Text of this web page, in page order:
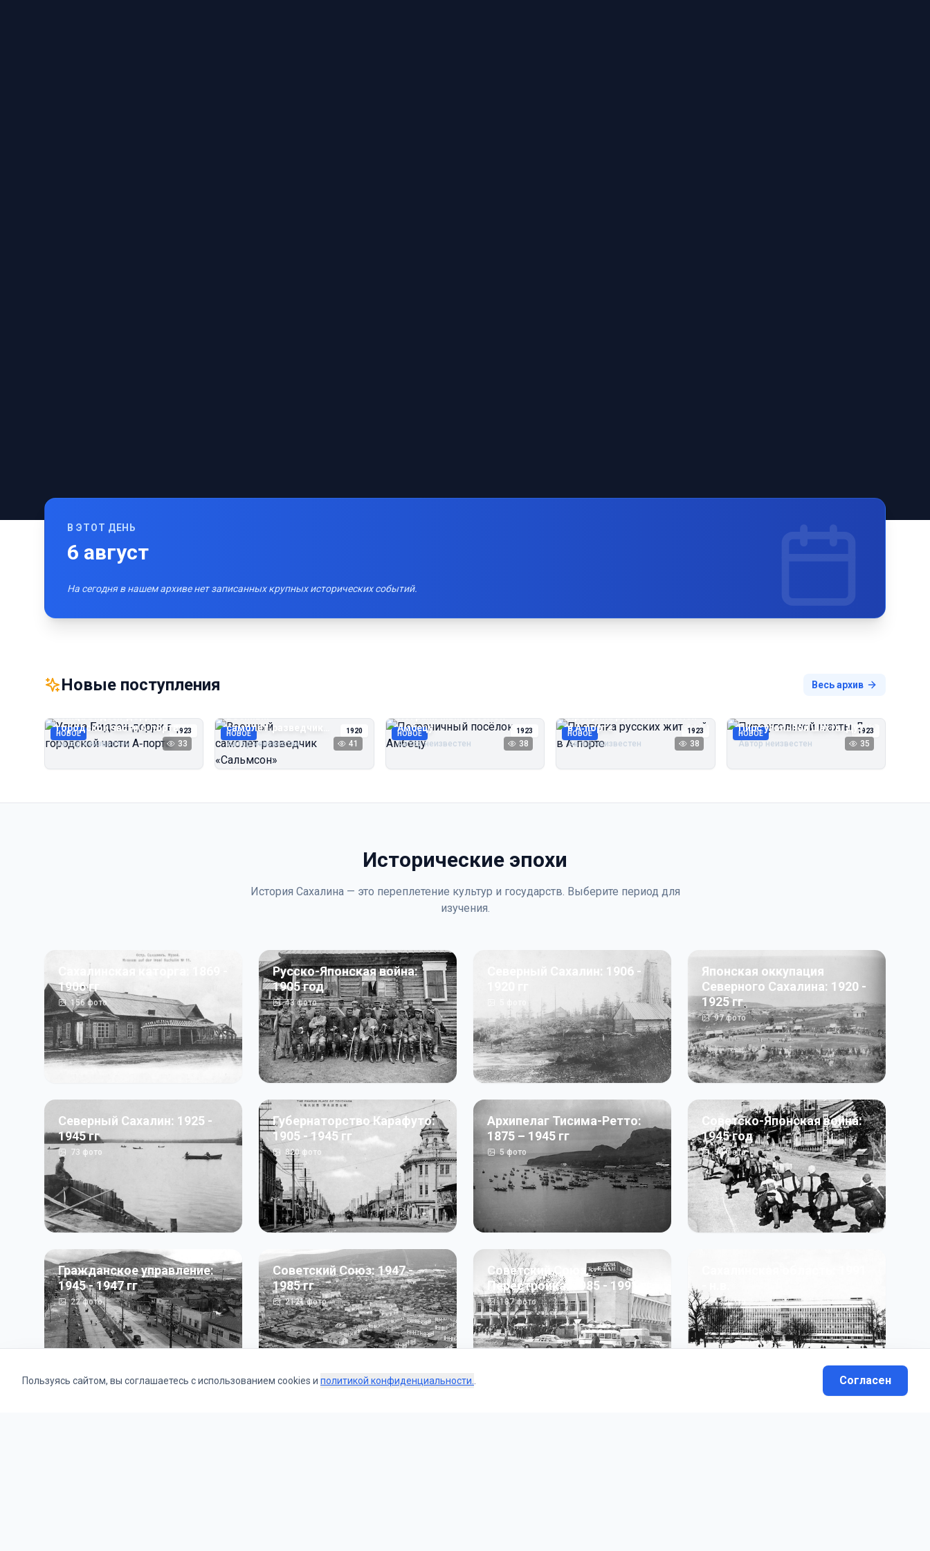
В ЭТОТ ДЕНЬ
6 август
На сегодня в нашем архиве нет записанных крупных исторических событий.
Новые поступления Весь архив
НОВОЕ 1923
Улица Бидзэн‑дорри в
городской части А‑порта
Автор неизвестен 33
НОВОЕ 1920
Военный
самолёт‑разведчик
«Сальмсон»
Автор неизвестен 41
НОВОЕ 1923
Пограничный посёлок
Амбецу
Автор неизвестен 38
НОВОЕ 1923
Прогулка русских жителей
в А‑порте
Автор неизвестен 38
НОВОЕ 1923
Пирс угольной шахты Дуэ
Автор неизвестен 35
Исторические эпохи
История Сахалина — это переплетение культур и государств. Выберите период для
изучения.
Сахалинская каторга: 1869 -
1906 гг
156фото
Русско-Японская война:
1905 год
43фото
Северный Сахалин: 1906 -
Японская оккупация
Северного Сахалина: 1920 -
1925 гг
97фото
Северный Сахалин: 1925 -
1945 гг
73 фото
Губернаторство Карафуто:
1905 - 1945 гг
820фото
Архипелаг Тисима-Ретто:
1875 – 1945 гг
5фото
Советско-Японская война:
1945 год
50фото
Гражданское управление:
1945 - 1947 гг
22фото
Советский Союз: 1947 -
1985 гг
2121фото
Советский Союз.
Перестройка: 1985 - 1991 гг
187фото 13фото
Пользуясь сайтом, вы соглашаетесь с использованием cookies и политикой конфиденциальности. Согласен